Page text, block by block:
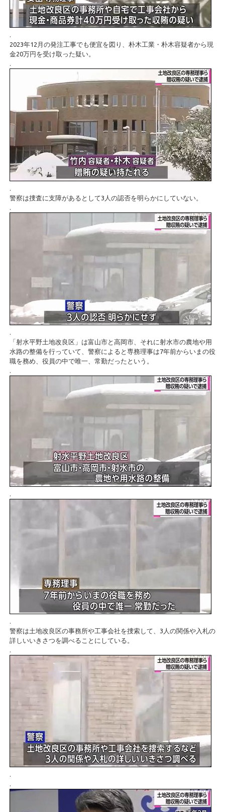
.
2023年12月の発注工事でも便宜を図り、朴木工業・朴木容疑者から現
金20万円を受け取った疑い。
.
.
警察は捜査に支障があるとして3人の認否を明らかにしていない。
.
.
「射水平野土地改良区」は富山市と高岡市、それに射水市の農地や用
水路の整備を行っていて、警察によると専務理事は7年前からいまの役
職を務め、役員の中で唯一、常勤だったという。
.
.
.
警察は土地改良区の事務所や工事会社を捜索して、3人の関係や入札の
詳しいいきさつを調べることにしている。
.
.
.